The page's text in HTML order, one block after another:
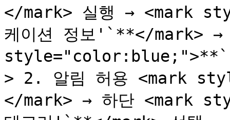
</mark> 실행 → <mark
케이션 정보'`**</mark> →
style="color:blue;">**`'
> 2. 알림 허용 <mark
</mark> → 하단 <mark